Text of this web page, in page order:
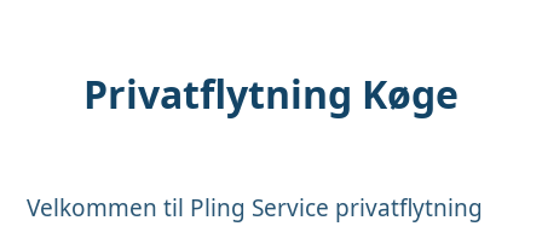
Privatflytning Køge
Velkommen til Pling Service privatflytning